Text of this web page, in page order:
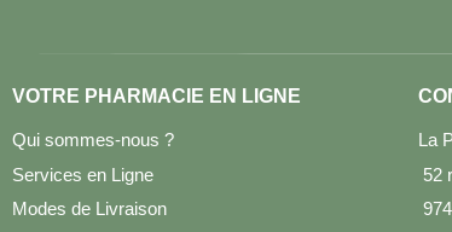
VOTRE PHARMACIE EN LIGNE
Qui sommes-nous ?
Services en Ligne
Modes de Livraison
La
52